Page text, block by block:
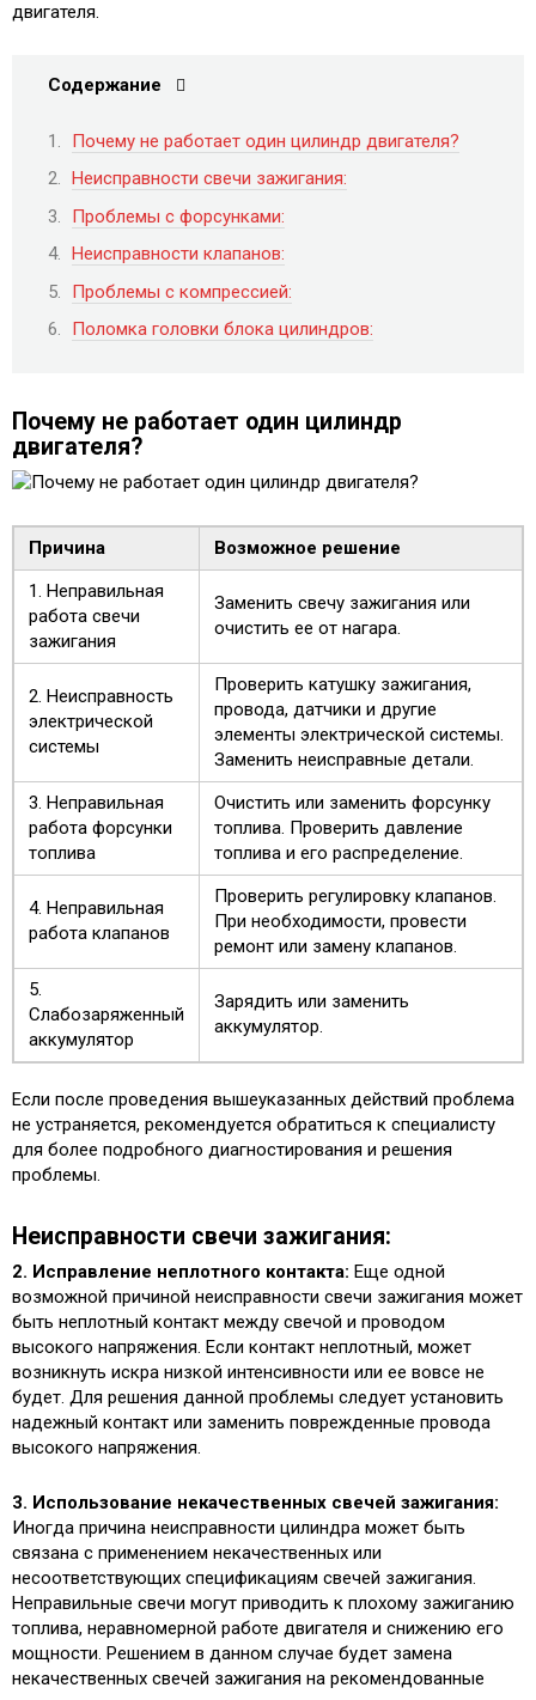
двигателя.
Содержание
Почему не работает один цилиндр двигателя?
Неисправности свечи зажигания:
Проблемы с форсунками:
Неисправности клапанов:
Проблемы с компрессией:
Поломка головки блока цилиндров:
Почему не работает один цилиндр
двигателя?
Причина
Возможное решение
1. Неправильная
работа свечи
зажигания
Заменить свечу зажигания или
очистить ее от нагара.
2. Неисправность
электрической
системы
Проверить катушку зажигания,
провода, датчики и другие
элементы электрической системы.
Заменить неисправные детали.
3. Неправильная
работа форсунки
топлива
Очистить или заменить форсунку
топлива. Проверить давление
топлива и его распределение.
4. Неправильная
работа клапанов
Проверить регулировку клапанов.
При необходимости, провести
ремонт или замену клапанов.
5.
Слабозаряженный
аккумулятор
Зарядить или заменить
аккумулятор.
Если после проведения вышеуказанных действий проблема
не устраняется, рекомендуется обратиться к специалисту
для более подробного диагностирования и решения
проблемы.
Неисправности свечи зажигания:
2. Исправление неплотного контакта: Еще одной
возможной причиной неисправности свечи зажигания может
быть неплотный контакт между свечой и проводом
высокого напряжения. Если контакт неплотный, может
возникнуть искра низкой интенсивности или ее вовсе не
будет. Для решения данной проблемы следует установить
надежный контакт или заменить поврежденные провода
высокого напряжения.
3. Использование некачественных свечей зажигания:
Иногда причина неисправности цилиндра может быть
связана с применением некачественных или
несоответствующих спецификациям свечей зажигания.
Неправильные свечи могут приводить к плохому зажиганию
топлива, неравномерной работе двигателя и снижению его
мощности. Решением в данном случае будет замена
некачественных свечей зажигания на рекомендованные